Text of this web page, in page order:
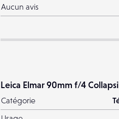
Aucun avis
Leica Elmar 90mm f/4
Catégorie